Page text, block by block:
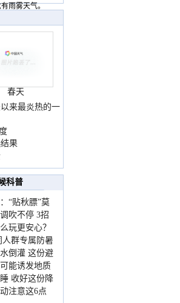
雨雾天气。
春天
来最炎热的一
果
科普
“贴秋膘”莫
再防燥
吹不停 3招
痛
玩更安心？
好
人群专属防暑
倒灌 这份避
能诱发地质
兆要知道
收好这份降
注意这6点